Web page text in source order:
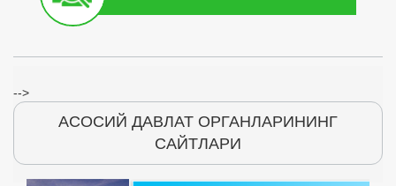
-->
АСОСИЙ ДАВЛАТ ОРГАНЛАРИНИНГ
САЙТЛАРИ